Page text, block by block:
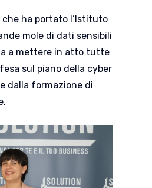
che ha portato l’Istituto
mole di dati sensibili
a mettere in atto tutte
sul piano della cyber
dalla formazione di